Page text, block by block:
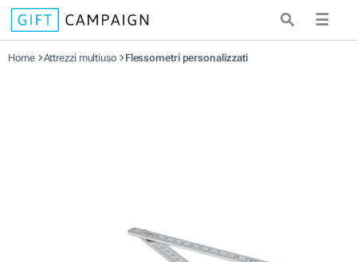
☰
Home Attrezzi multiuso Flessometri personalizzati